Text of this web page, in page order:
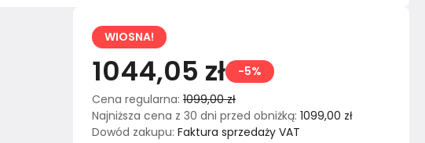
WIOSNA!
1044,05 zł
-5%
Cena regularna: 1099,00 zł
Najniższa cena z 30 dni przed obniżką: 1099,00 zł
Dowód zakupu: Faktura sprzedaży VAT